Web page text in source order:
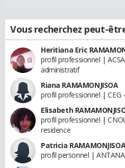
Vous recherchez peut-
Heritiana Eric
profil professionnel |
administratif
Riana RAMAMONJISOA
profil professionnel | CEG
Elisabeth
profil professionnel |
residence
Patricia
profil personnel |